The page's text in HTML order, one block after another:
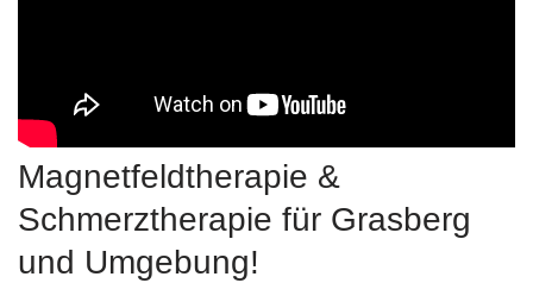
Magnetfeldtherapie &
Schmerztherapie für Grasberg
und Umgebung!